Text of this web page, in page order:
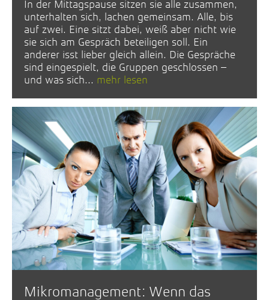
In der Mittagspause sitzen sie alle zusammen,
unterhalten sich, lachen gemeinsam. Alle, bis
auf zwei. Eine sitzt dabei, weiß aber nicht wie
sie sich am Gespräch beteiligen soll. Ein
anderer isst lieber gleich allein. Die Gespräche
sind eingespielt, die Gruppen geschlossen –
und was sich... mehr lesen
Mikromanagement: Wenn das